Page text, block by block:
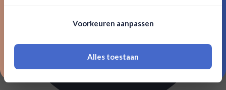
18 jaar of ouder zijn
Voorkeuren aanpassen
Alles toestaan